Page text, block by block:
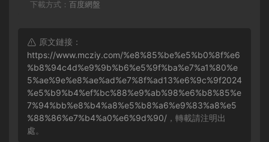
下載方式： 百度網盤
原文鏈接：
https://www.mcziy.com/%e8%85%be%e5%b0%8f%e6
%b8%94c4d%e9%9b%b6%e5%9f%ba%e7%a1%80%e
5%ae%9e%e8%ae%ad%e7%8f%ad13%e6%9c%9f2024
%e5%b9%b4%ef%bc%88%e9%ab%98%e6%b8%85%e
7%94%bb%e8%b4%a8%e5%b8%a6%e9%83%a8%e5
%88%86%e7%b4%a0%e6%9d%90/ ，轉載請注明出
處。